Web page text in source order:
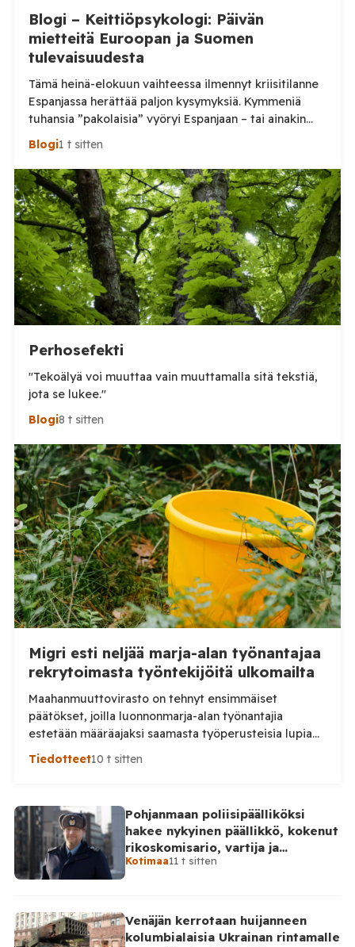
Blogi – Keittiöpsykologi: Päivän
mietteitä Euroopan ja Suomen
tulevaisuudesta
Tämä heinä-elokuun vaihteessa ilmennyt kriisitilanne
Espanjassa herättää paljon kysymyksiä. Kymmeniä
tuhansia ”pakolaisia” vyöryi Espanjaan – tai ainakin
tuhansia, kun en aivan tarkkaa tilannetta tiedä.
Viimeisin tieto, jonka näin oli perjantai-illalta
somepäivityksessä n. 60 000, eli aivan järjetön määrä.
Tämä voi olla yläkanttiin, mutta kuitenkin todella
suuri määrä. (Tosin tilanne on jo ilmeisimmin ohi,
mutta koskaan […]
Blogi1 t sitten
Perhosefekti
"Tekoälyä voi muuttaa vain muuttamalla sitä tekstiä,
jota se lukee."
Blogi8 t sitten
Migri esti neljää marja-alan työnantajaa
rekrytoimasta työntekijöitä ulkomailta
Maahanmuuttovirasto on tehnyt ensimmäiset
päätökset, joilla luonnonmarja-alan työnantajia
estetään määräajaksi saamasta työperusteisia lupia
ulkomailta rekrytoitaville työntekijöille. Päätösten
on kevään ja kesän 2026 aikana harkinnut lupien
myöntämisestä pidättäytymistä noin 20
luonnonmarja-alalla toimivan työnantajan kohdalla.
Tilaa Posi TV – tuellasi riippumaton suomalainen
uutisointi jatkuu myös tulevaisuudessa. Yhdelletoista
Tiedotteet10 t sitten
Pohjanmaan poliisipäälliköksi
hakee nykyinen päällikkö, kokenut
rikoskomisario, vartija ja
sarjahakija
Kotimaa11 t sitten
Venäjän kerrotaan huijanneen
kolumbialaisia Ukrainan rintamalle